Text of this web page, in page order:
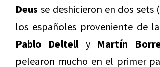
Deus se deshicieron en dos sets
los españoles proveniente de
Pablo Deltelly Martín
pelearon mucho en el primer